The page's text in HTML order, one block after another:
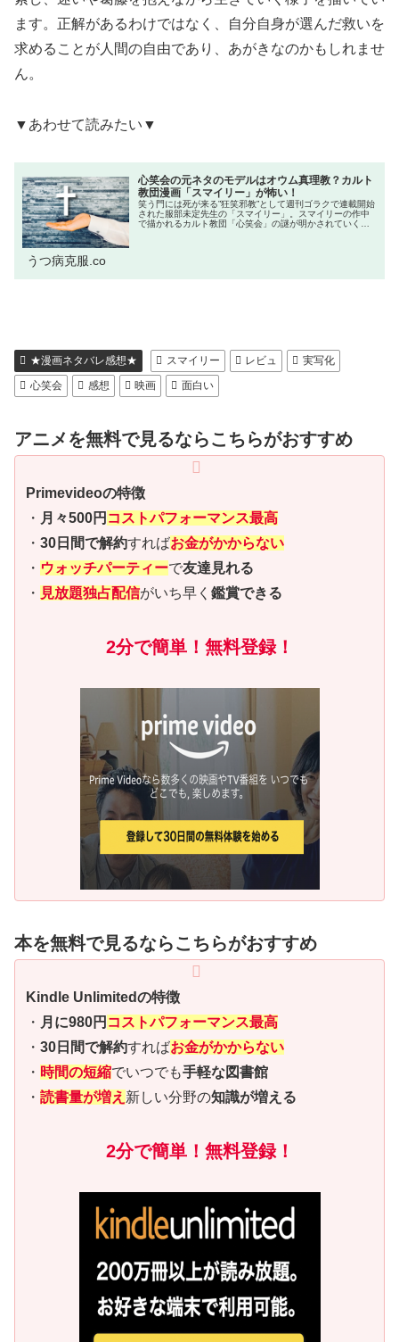
ます。正解があるわけではなく、自分自身が選んだ救いを
求めることが人間の自由であり、あがきなのかもしれませ
ん。
▼あわせて読みたい▼
心笑会の元ネタのモデルはオウム真理教？カルト
教団漫画「スマイリー」が怖い！
笑う門には死が来る”狂笑邪教”として週刊ゴラクで連載開始
された服部未定先生の「スマイリー」。スマイリーの作中
で描かれるカルト教団「心笑会」の謎が明かされていく中
うつ病克服.co
★漫画ネタバレ感想★ スマイリー レビュ
実写化
心笑会
感想 映画 面白い
アニメを無料で見るならこちらがおすすめ
Primevideoの特徴
・ 月々500円 コストパフォーマンス最高
・ 30日間で解約すればお金がかからない
・ ウォッチパーティーで友達見れる
・ 見放題独占配信がいち早く 鑑賞できる
2分で簡単！無料登録！
本を無料で見るならこちらがおすすめ
Kindle Unlimitedの特徴
・ 月に980円 コストパフォーマンス最高
・ 30日間で解約すればお金がかからない
・ 時間の短縮でいつでも手軽な図書館
・ 読書量が増え 新しい分野の知識が増える
2分で簡単！無料登録！